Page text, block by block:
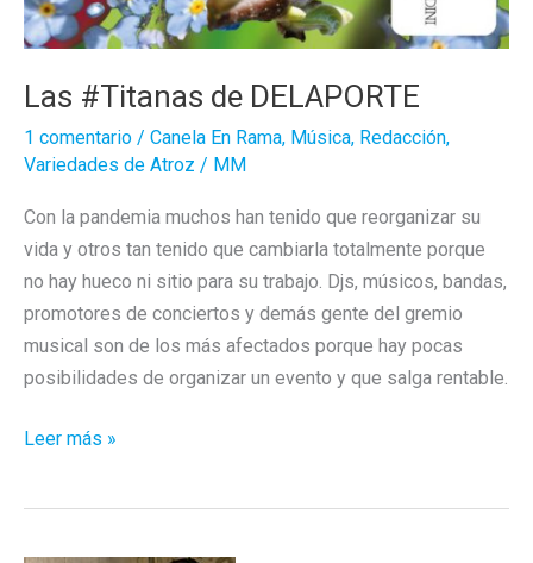
Las #Titanas de DELAPORTE
1 comentario / Canela En Rama, Música, Redacción,
Variedades de Atroz / MM
Con la pandemia muchos han tenido que reorganizar su
vida y otros tan tenido que cambiarla totalmente porque
no hay hueco ni sitio para su trabajo. Djs, músicos, bandas,
promotores de conciertos y demás gente del gremio
musical son de los más afectados porque hay pocas
posibilidades de organizar un evento y que salga rentable.
Las
Leer más »